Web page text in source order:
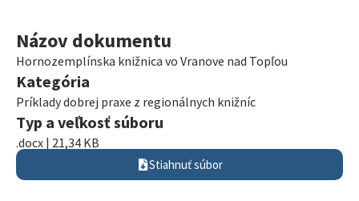
Názov dokumentu
Hornozemplínska knižnica vo Vranove nad Topľou
Kategória
Príklady dobrej praxe z regionálnych knižníc
Typ a veľkosť súboru
.docx | 21,34 KB
Stiahnuť súbor